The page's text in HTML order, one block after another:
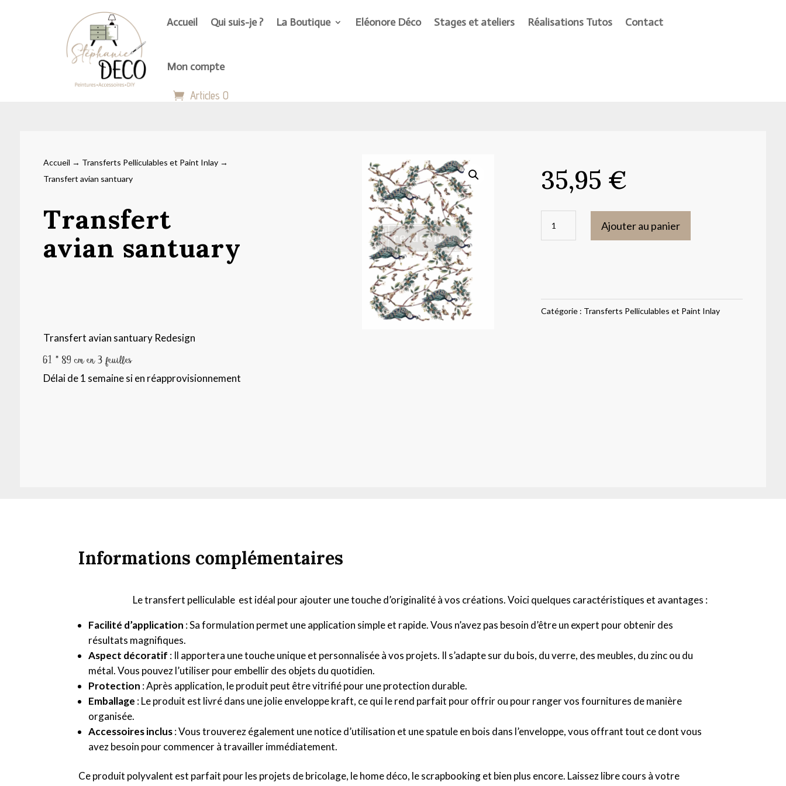
Accueil Qui suis-je ? La Boutique Eléonore Déco Stages et ateliers Réalisations Tutos Contact
Mon compte
Articles 0
Accueil → Transferts Pelliculables et Paint Inlay→
Transfert avian santuary
Transfert
avian santuary
Transfert avian santuary Redesign
61 * 89 cm en 3 feuilles
Délai de 1 semaine si en réapprovisionnement
35,95 €
Ajouter au panier
Catégorie : Transferts Pelliculables et Paint Inlay
Informations complémentaires
Le transfert pelliculable est idéal pour ajouter une touche d’originalité à vos créations. Voici quelques caractéristiques et avantages :
Facilité d’application : Sa formulation permet une application simple et rapide. Vous n’avez pas besoin d’être un expert pour obtenir des
résultats magnifiques.
Aspect décoratif : Il apportera une touche unique et personnalisée à vos projets. Il s’adapte sur du bois, du verre, des meubles, du zinc ou du
métal. Vous pouvez l’utiliser pour embellir des objets du quotidien.
Protection : Après application, le produit peut être vitrifié pour une protection durable.
Emballage : Le produit est livré dans une jolie enveloppe kraft, ce qui le rend parfait pour offrir ou pour ranger vos fournitures de manière
organisée.
Accessoires inclus: Vous trouverez également une notice d’utilisation et une spatule en bois dans l’enveloppe, vous offrant tout ce dont vous
avez besoin pour commencer à travailler immédiatement.
Ce produit polyvalent est parfait pour les projets de bricolage, le home déco, le scrapbooking et bien plus encore. Laissez libre cours à votre